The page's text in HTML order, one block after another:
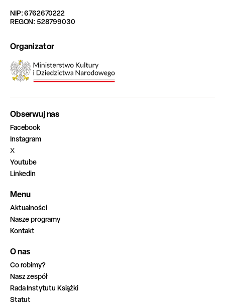
NIP: 6762670222
REGON: 528799030
Organizator
Obserwuj nas
Facebook
Instagram
X
Youtube
Linkedin
Menu
Aktualności
Nasze programy
Kontakt
O nas
Co robimy?
Nasz zespół
Rada Instytutu Książki
Statut